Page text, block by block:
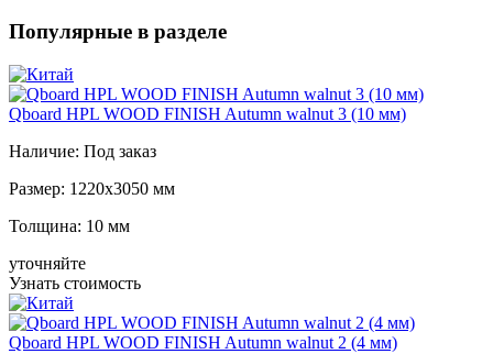
Популярные в разделе
Qboard HPL WOOD FINISH Autumn walnut 3 (10 мм)
Наличие: Под заказ
Размер: 1220x3050 мм
Толщина: 10 мм
уточняйте
Узнать стоимость
Qboard HPL WOOD FINISH Autumn walnut 2 (4 мм)